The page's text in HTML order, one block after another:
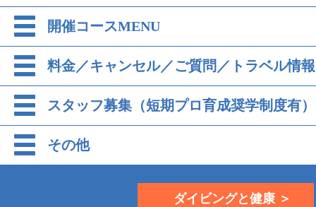
開催コースMENU
料金／キャンセル／ご質問／トラベル情報
スタッフ募集（短期プロ育成奨学制度有）
その他
ダイビングと健康 ＞